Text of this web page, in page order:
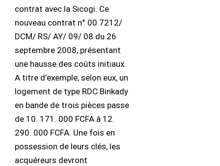
contrat avec la Sicogi. Ce
nouveau contrat n° 00 7212/
DCM/ RS/ AY/ 09/ 08 du 26
septembre 2008, présentant
une hausse des coûts initiaux.
A titre d’exemple, selon eux, un
logement de type RDC Binkady
en bande de trois pièces passe
de 10. 171. 000 FCFA à 12.
290. 000 FCFA. Une fois en
possession de leurs clés, les
acquéreurs devront